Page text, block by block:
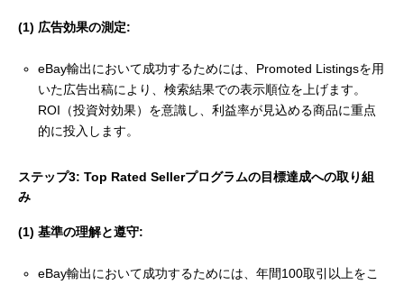
(1) 広告効果の測定:
eBay輸出において成功するためには、Promoted Listingsを用
いた広告出稿により、検索結果での表示順位を上げます。
ROI（投資対効果）を意識し、利益率が見込める商品に重点
的に投入します。
ステップ3: Top Rated Sellerプログラムの目標達成への取り組
み
(1) 基準の理解と遵守:
eBay輸出において成功するためには、年間100取引以上をこ